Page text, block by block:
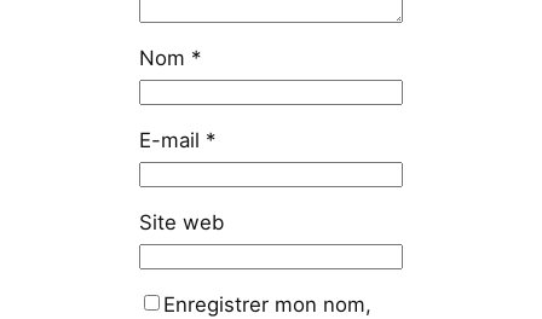
Nom *
E-mail *
Site web
Enregistrer mon nom,